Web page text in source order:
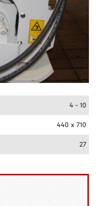
4 - 10
440 x 710
27